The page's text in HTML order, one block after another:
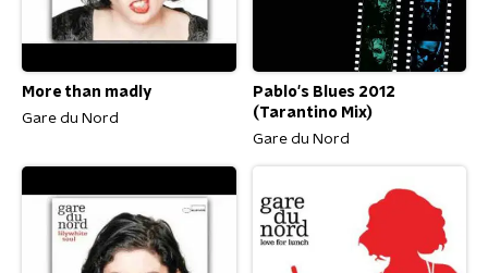
More than madly
Gare du Nord
Pablo's Blues 2012
(Tarantino Mix)
Gare du Nord